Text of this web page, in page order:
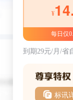
¥
每日仅
到期29元/月/省
标讯